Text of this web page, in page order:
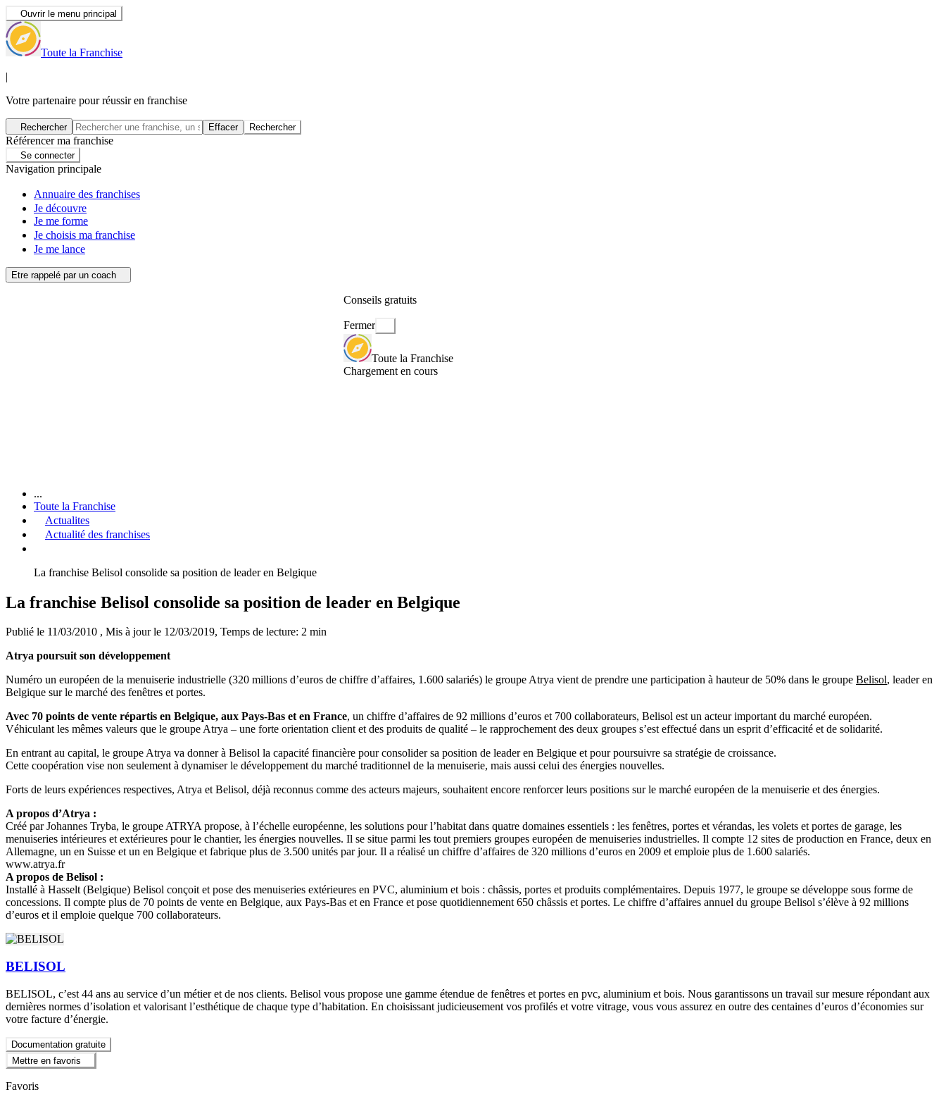
Ouvrir le menu principal
Toute la Franchise
|
Votre partenaire pour réussir en franchise
Rechercher Effacer Rechercher
Référencer ma franchise
Se connecter
Navigation principale
Annuaire des franchises
Je découvre
Je me forme
Je choisis ma franchise
Je me lance
Etre rappelé par un coach
Conseils gratuits
Fermer
Toute la Franchise
Chargement en cours
...
Toute la Franchise
Actualites
Actualité des franchises
La franchise Belisol consolide sa position de leader en Belgique
La franchise Belisol consolide sa position de leader en Belgique
Publié le 11/03/2010 , Mis à jour le 12/03/2019, Temps de lecture: 2 min
Atrya poursuit son développement
Numéro un européen de la menuiserie industrielle (320 millions d’euros de chiffre d’affaires, 1.600 salariés) le groupe Atrya vient de prendre une participation à hauteur de 50% dans le groupe Belisol, leader en
Belgique sur le marché des fenêtres et portes.
Avec 70 points de vente répartis en Belgique, aux Pays-Bas et en France, un chiffre d’affaires de 92 millions d’euros et 700 collaborateurs, Belisol est un acteur important du marché européen.
Véhiculant les mêmes valeurs que le groupe Atrya – une forte orientation client et des produits de qualité – le rapprochement des deux groupes s’est effectué dans un esprit d’efficacité et de solidarité.
En entrant au capital, le groupe Atrya va donner à Belisol la capacité financière pour consolider sa position de leader en Belgique et pour poursuivre sa stratégie de croissance.
Cette coopération vise non seulement à dynamiser le développement du marché traditionnel de la menuiserie, mais aussi celui des énergies nouvelles.
Forts de leurs expériences respectives, Atrya et Belisol, déjà reconnus comme des acteurs majeurs, souhaitent encore renforcer leurs positions sur le marché européen de la menuiserie et des énergies.
A propos d’Atrya :
Créé par Johannes Tryba, le groupe ATRYA propose, à l’échelle européenne, les solutions pour l’habitat dans quatre domaines essentiels : les fenêtres, portes et vérandas, les volets et portes de garage, les
menuiseries intérieures et extérieures pour le chantier, les énergies nouvelles. Il se situe parmi les tout premiers groupes européen de menuiseries industrielles. Il compte 12 sites de production en France, deux en
Allemagne, un en Suisse et un en Belgique et fabrique plus de 3.500 unités par jour. Il a réalisé un chiffre d’affaires de 320 millions d’euros en 2009 et emploie plus de 1.600 salariés.
www.atrya.fr
A propos de Belisol :
Installé à Hasselt (Belgique) Belisol conçoit et pose des menuiseries extérieures en PVC, aluminium et bois : châssis, portes et produits complémentaires. Depuis 1977, le groupe se développe sous forme de
concessions. Il compte plus de 70 points de vente en Belgique, aux Pays-Bas et en France et pose quotidiennement 650 châssis et portes. Le chiffre d’affaires annuel du groupe Belisol s’élève à 92 millions
d’euros et il emploie quelque 700 collaborateurs.
BELISOL
BELISOL, c’est 44 ans au service d’un métier et de nos clients. Belisol vous propose une gamme étendue de fenêtres et portes en pvc, aluminium et bois. Nous garantissons un travail sur mesure répondant aux
dernières normes d’isolation et valorisant l’esthétique de chaque type d’habitation. En choisissant judicieusement vos profilés et votre vitrage, vous vous assurez en outre des centaines d’euros d’économies sur
votre facture d’énergie.
Documentation gratuite
Mettre en favoris
Favoris